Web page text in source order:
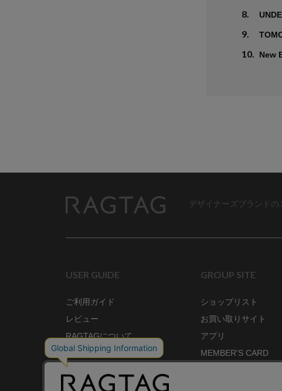
8.
9.
10. New
デザイナーズブランド
USER GUIDE
ご利用ガイド
レビュー
RAGTAGについて
ご利用規約
プライバシーポリシー
GROUP SITE
ショップリスト
お買い取りサイト
アプリ
MEMBER'S CARD